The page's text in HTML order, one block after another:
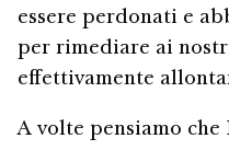
essere perdonati e
per rimediare ai
effettivamente
A volte pensiamo